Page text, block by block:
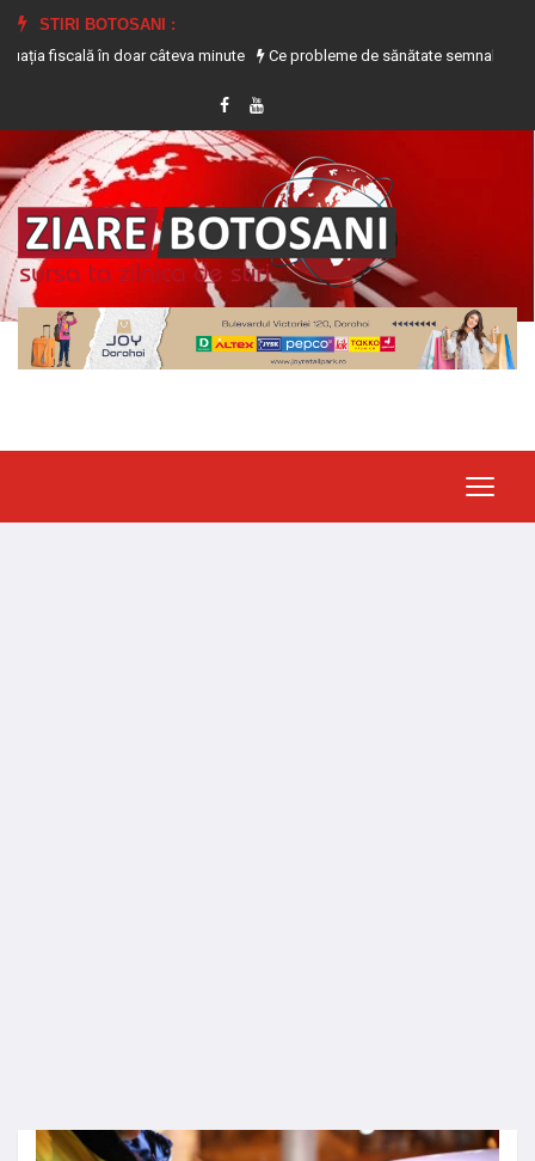
STIRI BOTOSANI :
în doar câteva minute
Ce probleme de sănătate semnalează